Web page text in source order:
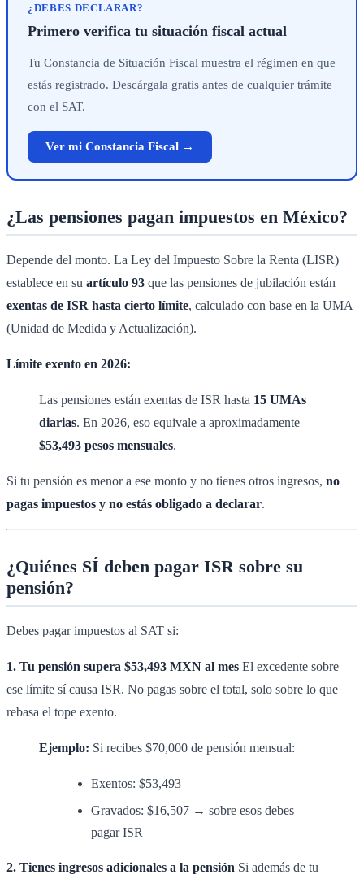
¿DEBES DECLARAR?
Primero verifica tu situación fiscal actual
Tu Constancia de Situación Fiscal muestra el régimen en que
estás registrado. Descárgala gratis antes de cualquier trámite
con el SAT.
Ver mi Constancia Fiscal →
¿Las pensiones pagan impuestos en México?
Depende del monto. La Ley del Impuesto Sobre la Renta (LISR)
establece en su artículo 93 que las pensiones de jubilación están
exentas de ISR hasta cierto límite, calculado con base en la UMA
(Unidad de Medida y Actualización).
Límite exento en 2026:
Las pensiones están exentas de ISR hasta 15 UMAs
diarias. En 2026, eso equivale a aproximadamente
$53,493 pesos mensuales.
Si tu pensión es menor a ese monto y no tienes otros ingresos, no
pagas impuestos y no estás obligado a declarar.
¿Quiénes SÍ deben pagar ISR sobre su
pensión?
Debes pagar impuestos al SAT si:
1. Tu pensión supera $53,493 MXN al mes El excedente sobre
ese límite sí causa ISR. No pagas sobre el total, solo sobre lo que
rebasa el tope exento.
Ejemplo: Si recibes $70,000 de pensión mensual:
Exentos: $53,493
Gravados: $16,507 → sobre esos debes
pagar ISR
2. Tienes ingresos adicionales a la pensión Si además de tu